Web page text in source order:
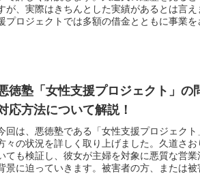
が、実際はきちんとした実績があるとは言
プロジェクトでは多額の借金とともに事業
徳塾「女性支援プロジェクト」の
応方法について解説！
回は、悪徳塾である「女性支援プロジェク
々の状況を詳しく取り上げました。久道さ
ても検証し、彼女が主婦を対象に悪質な営
景に迫っていきます。被害者の方、または被